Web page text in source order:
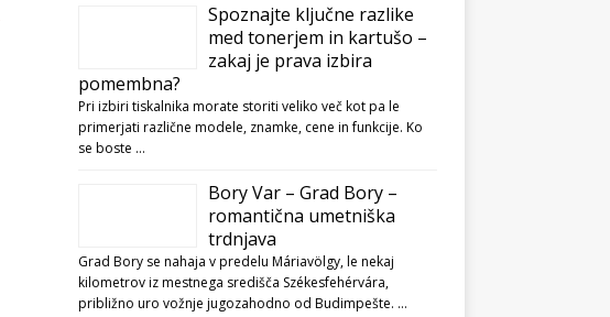
Spoznajte ključne razlike
med tonerjem in kartušo –
zakaj je prava izbira
pomembna?
Pri izbiri tiskalnika morate storiti veliko več kot pa le
primerjati različne modele, znamke, cene in funkcije. Ko
se boste …
Bory Var – Grad Bory –
romantična umetniška
trdnjava
Grad Bory se nahaja v predelu Máriavölgy, le nekaj
kilometrov iz mestnega središča Székesfehérvára,
približno uro vožnje jugozahodno od Budimpešte. …